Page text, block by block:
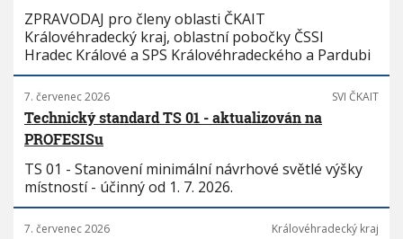
ZPRAVODAJ pro členy oblasti ČKAIT
Královéhradecký kraj, oblastní pobočky ČSSI
Hradec Králové a SPS Královéhradeckého a Pardubi
7. červenec 2026 SVI ČKAIT
Technický standard TS 01 - aktualizován na
PROFESISu
TS 01 - Stanovení minimální návrhové světlé výšky
místností - účinný od 1. 7. 2026.
7. červenec 2026 Královéhradecký kraj